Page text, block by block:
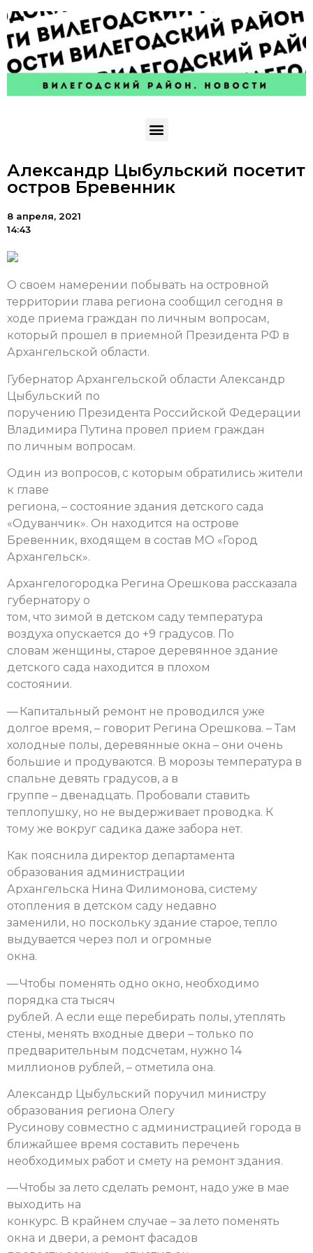
Александр Цыбульский посетит
остров Бревенник
8 апреля, 2021
14:43
О своем намерении побывать на островной
территории глава региона сообщил сегодня в
ходе приема граждан по личным вопросам,
который прошел в приемной Президента РФ в
Архангельской области.
Губернатор Архангельской области Александр
Цыбульский по
поручению Президента Российской Федерации
Владимира Путина провел прием граждан
по личным вопросам.
Один из вопросов, с которым обратились жители
к главе
региона, – состояние здания детского сада
«Одуванчик». Он находится на острове
Бревенник, входящем в состав МО «Город
Архангельск».
Архангелогородка Регина Орешкова рассказала
губернатору о
том, что зимой в детском саду температура
воздуха опускается до +9 градусов. По
словам женщины, старое деревянное здание
детского сада находится в плохом
состоянии.
— Капитальный ремонт не проводился уже
долгое время, – говорит Регина Орешкова. – Там
холодные полы, деревянные окна – они очень
большие и продуваются. В морозы температура в
спальне девять градусов, а в
группе – двенадцать. Пробовали ставить
теплопушку, но не выдерживает проводка. К
тому же вокруг садика даже забора нет.
Как пояснила директор департамента
образования администрации
Архангельска Нина Филимонова, систему
отопления в детском саду недавно
заменили, но поскольку здание старое, тепло
выдувается через пол и огромные
окна.
— Чтобы поменять одно окно, необходимо
порядка ста тысяч
рублей. А если еще перебирать полы, утеплять
стены, менять входные двери – только по
предварительным подсчетам, нужно 14
миллионов рублей, – отметила она.
Александр Цыбульский поручил министру
образования региона Олегу
Русинову совместно с администрацией города в
ближайшее время составить перечень
необходимых работ и смету на ремонт здания.
— Чтобы за лето сделать ремонт, надо уже в мае
выходить на
конкурс. В крайнем случае – за лето поменять
окна и двери, а ремонт фасадов